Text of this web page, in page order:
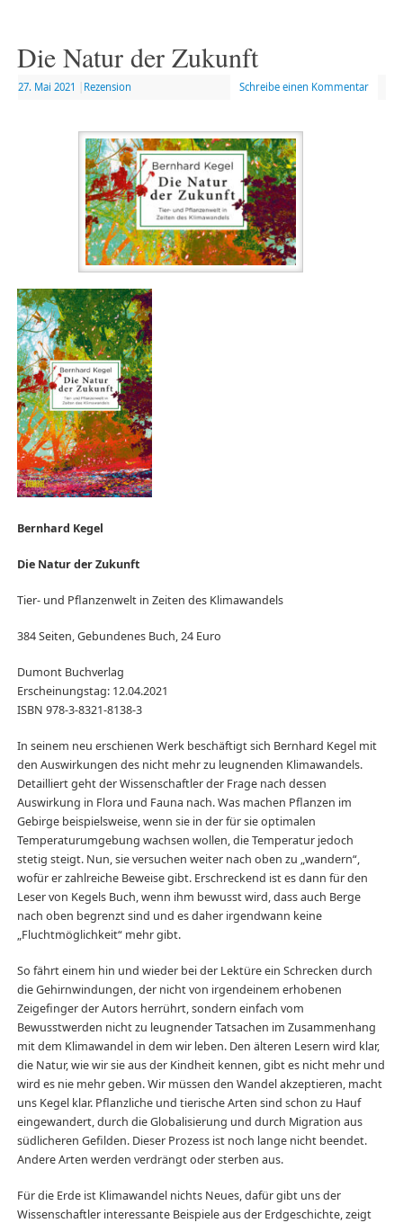
Die Natur der Zukunft
27. Mai 2021 Rezension Schreibe einen Kommentar
Bernhard Kegel
Die Natur der Zukunft
Tier- und Pflanzenwelt in Zeiten des Klimawandels
384 Seiten, Gebundenes Buch, 24 Euro
Dumont Buchverlag
Erscheinungstag: 12.04.2021
ISBN 978-3-8321-8138-3
In seinem neu erschienen Werk beschäftigt sich Bernhard Kegel mit
den Auswirkungen des nicht mehr zu leugnenden Klimawandels.
Detailliert geht der Wissenschaftler der Frage nach dessen
Auswirkung in Flora und Fauna nach. Was machen Pflanzen im
Gebirge beispielsweise, wenn sie in der für sie optimalen
Temperaturumgebung wachsen wollen, die Temperatur jedoch
stetig steigt. Nun, sie versuchen weiter nach oben zu „wandern“,
wofür er zahlreiche Beweise gibt. Erschreckend ist es dann für den
Leser von Kegels Buch, wenn ihm bewusst wird, dass auch Berge
nach oben begrenzt sind und es daher irgendwann keine
„Fluchtmöglichkeit“ mehr gibt.
So fährt einem hin und wieder bei der Lektüre ein Schrecken durch
die Gehirnwindungen, der nicht von irgendeinem erhobenen
Zeigefinger der Autors herrührt, sondern einfach vom
Bewusstwerden nicht zu leugnender Tatsachen im Zusammenhang
mit dem Klimawandel in dem wir leben. Den älteren Lesern wird klar,
die Natur, wie wir sie aus der Kindheit kennen, gibt es nicht mehr und
wird es nie mehr geben. Wir müssen den Wandel akzeptieren, macht
uns Kegel klar. Pflanzliche und tierische Arten sind schon zu Hauf
eingewandert, durch die Globalisierung und durch Migration aus
südlicheren Gefilden. Dieser Prozess ist noch lange nicht beendet.
Andere Arten werden verdrängt oder sterben aus.
Für die Erde ist Klimawandel nichts Neues, dafür gibt uns der
Wissenschaftler interessante Beispiele aus der Erdgeschichte, zeigt